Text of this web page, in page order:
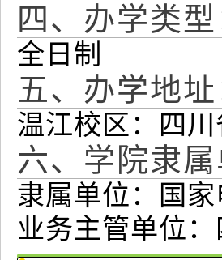
四、办学类型
全日制
五、办学地址
温江校区：四
六、学院隶属
隶属单位：国
业务主管单位